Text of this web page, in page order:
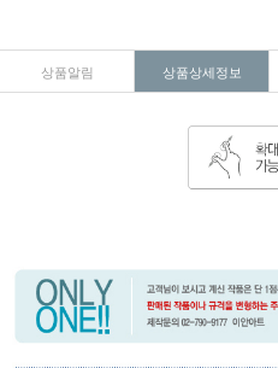
상품알림 상품상세정보